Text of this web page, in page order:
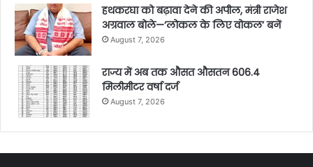
हथकरघा को बढ़ावा देने की अपील, मंत्री राजेश
अग्रवाल बोले—‘लोकल के लिए वोकल’ बनें
August 7, 2026
राज्य में अब तक औसत औसतन 606.4
मिलीमीटर वर्षा दर्ज
August 7, 2026